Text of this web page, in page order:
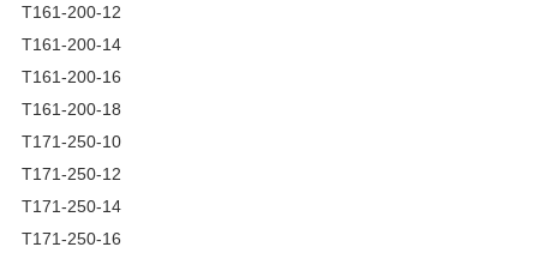
Т161-200-12
Т161-200-14
Т161-200-16
Т161-200-18
Т171-250-10
Т171-250-12
Т171-250-14
Т171-250-16